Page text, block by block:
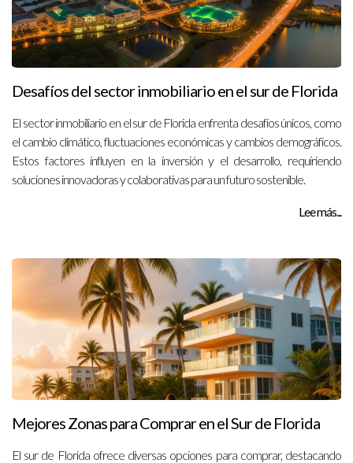
Desafíos del sector inmobiliario en el sur de Florida
El sector inmobiliario en el sur de Florida enfrenta desafíos únicos, como
el cambio climático, fluctuaciones económicas y cambios demográficos.
Estos factores influyen en la inversión y el desarrollo, requiriendo
soluciones innovadoras y colaborativas para un futuro sostenible.
Lee más...
Mejores Zonas para Comprar en el Sur de Florida
El sur de Florida ofrece diversas opciones para comprar, destacando